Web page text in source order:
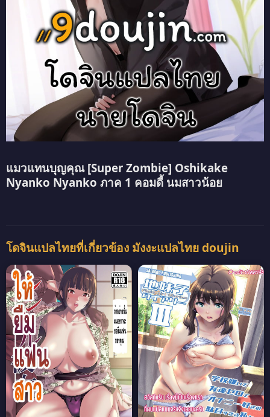
แมวแทนบุญคุณ [Super Zombie] Oshikake
Nyanko Nyanko ภาค 1 คอมดี้ นมสาวน้อย
โดจินแปลไทยที่เกี่ยวข้อง มังงะแปลไทย doujin